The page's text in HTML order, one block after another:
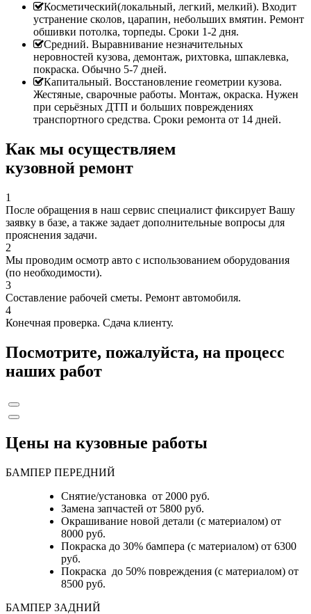
Косметический(локальный, легкий, мелкий). Входит
устранение сколов, царапин, небольших вмятин. Ремонт
обшивки потолка, торпеды. Сроки 1-2 дня.
Средний. Выравнивание незначительных
неровностей кузова, демонтаж, рихтовка, шпаклевка,
покраска. Обычно 5-7 дней.
Капитальный. Восстановление геометрии кузова.
Жестяные, сварочные работы. Монтаж, окраска. Нужен
при серьёзных ДТП и больших повреждениях
транспортного средства. Сроки ремонта от 14 дней.
Как мы осуществляем
кузовной ремонт
1
После обращения в наш сервис специалист фиксирует Вашу
заявку в базе, а также задает дополнительные вопросы для
прояснения задачи.
2
Мы проводим осмотр авто с использованием оборудования
(по необходимости).
3
Составление рабочей сметы. Ремонт автомобиля.
4
Конечная проверка. Сдача клиенту.
Посмотрите, пожалуйста, на процесс
наших работ
Цены на кузовные работы
БАМПЕР ПЕРЕДНИЙ
Снятие/установка от 2000 руб.
Замена запчастей от 5800 руб.
Окрашивание новой детали (с материалом) от
8000 руб.
Покраска до 30% бампера (с материалом) от 6300
руб.
Покраска до 50% повреждения (с материалом) от
8500 руб.
БАМПЕР ЗАДНИЙ